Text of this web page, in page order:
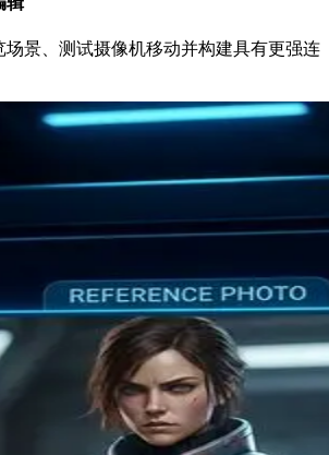
场景、测试摄像机移动并构建具有更强连